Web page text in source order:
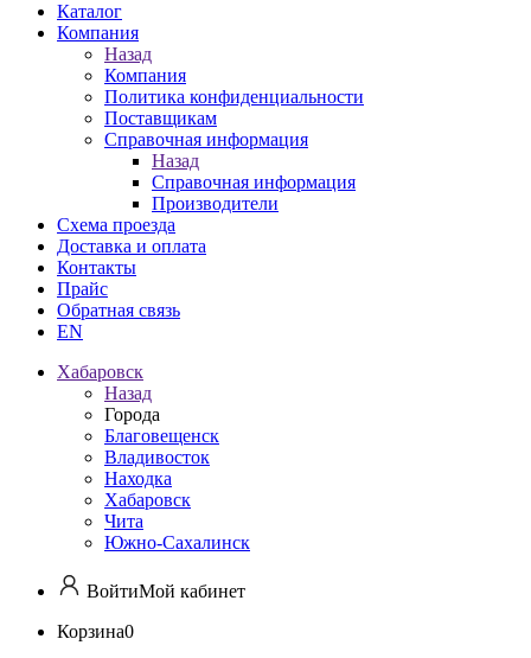
Каталог
Компания
Назад
Компания
Политика конфиденциальности
Поставщикам
Справочная информация
Назад
Справочная информация
Производители
Схема проезда
Доставка и оплата
Контакты
Прайс
Обратная связь
EN
Хабаровск
Назад
Города
Благовещенск
Владивосток
Находка
Хабаровск
Чита
Южно-Сахалинск
ВойтиМой кабинет
Корзина0